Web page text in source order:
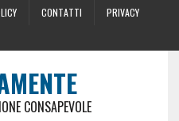
CONTATTI
PRIVACY
CONSAPEVOLE